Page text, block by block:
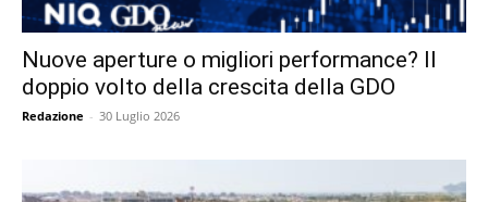
Nuove aperture o migliori performance? Il
doppio volto della crescita della GDO
Redazione - 30 Luglio 2026